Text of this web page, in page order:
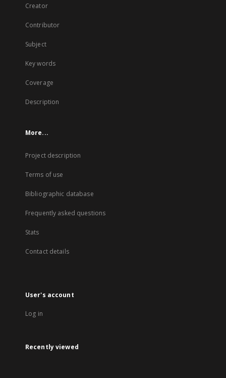
Creator
Contributor
Subject
Key words
Coverage
Description
More...
Project description
Terms of use
Bibliographic database
Frequently asked questions
Stats
Contact details
User's account
Log in
Recently viewed